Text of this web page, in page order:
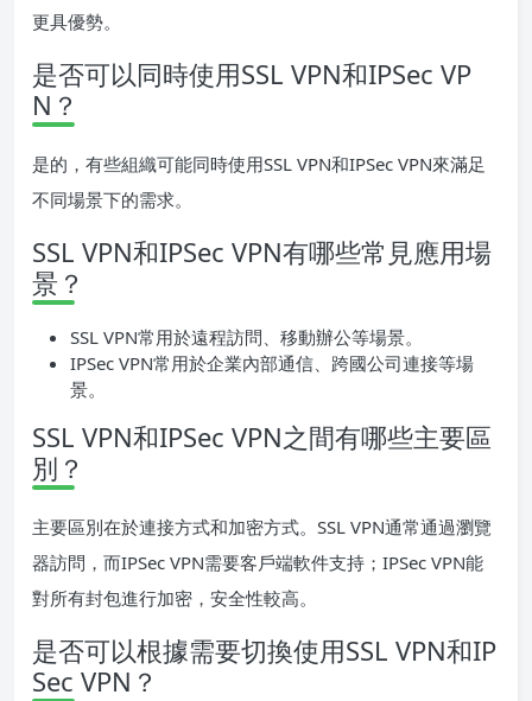
更具優勢。
是否可以同時使用SSL VPN和IPSec VP
N？
是的，有些組織可能同時使用SSL VPN和IPSec VPN來滿足
不同場景下的需求。
SSL VPN和IPSec VPN有哪些常見應用場
景？
SSL VPN常用於遠程訪問、移動辦公等場景。
IPSec VPN常用於企業內部通信、跨國公司連接等場
景。
SSL VPN和IPSec VPN之間有哪些主要區
別？
主要區別在於連接方式和加密方式。SSL VPN通常通過瀏覽
器訪問，而IPSec VPN需要客戶端軟件支持；IPSec VPN能
對所有封包進行加密，安全性較高。
是否可以根據需要切換使用SSL VPN和IP
Sec VPN？